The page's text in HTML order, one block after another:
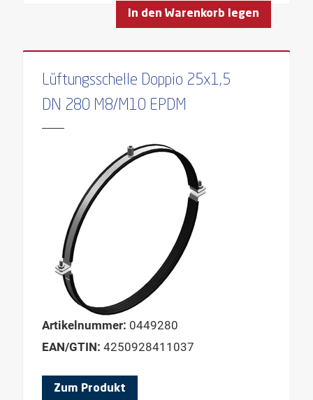
In den Warenkorb legen
Lüftungsschelle Doppio 25x1,5
DN 280 M8/M10 EPDM
Artikelnummer: 0449280
EAN/GTIN: 4250928411037
Zum Produkt